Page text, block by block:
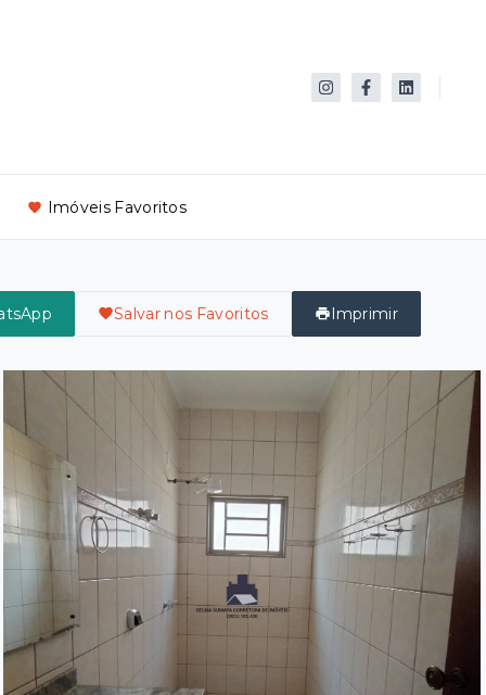
Imóveis Favoritos
Salvar nos Favoritos Imprimir